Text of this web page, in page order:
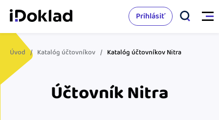
Online fakturácia
Cenník
Prihlásiť
Úvod Katalóg účtovníkov Katalóg účtovníkov Nitra
Účtovník Nitra